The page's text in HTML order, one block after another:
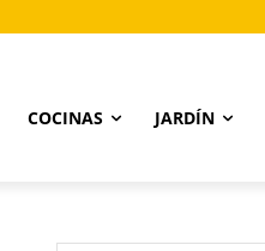
COCINAS JARDÍN